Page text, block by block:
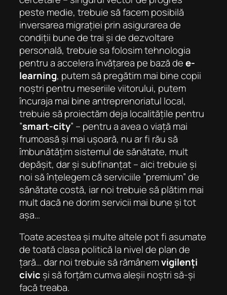
peste medie, trebuie să facem posibilă
inversarea migrației prin asigurarea de
condiții bune de trai și de dezvoltare
personală, trebuie sa folosim tehnologia
pentru a accelera învățarea pe bază dee-
learning, putem să pregătim mai bine copii
noștri pentru meseriile viitorului, putem
încuraja mai bine antreprenoriatul local,
trebuie să proiectăm deja localitățile pentru
”smart-city” – pentru a avea o viață mai
frumoasă și mai ușoară, nu ar fi rău să
îmbunătățim sistemul de sănătate, mult
depășit, dar și subfinanțat – aici trebuie și
noi să înțelegem că serviciile ”premium” de
sănătate costă, iar noi trebuie să plătim mai
mult dacă ne dorim servicii mai bune și tot
așa…
Toate acestea și multe altele pot fi asumate
de toată clasa politică la nivel de plan de
țară… dar noi trebuie să rămânemvigilenți
civic și să forțăm cumva aleșii noștri să-și
facă treaba.